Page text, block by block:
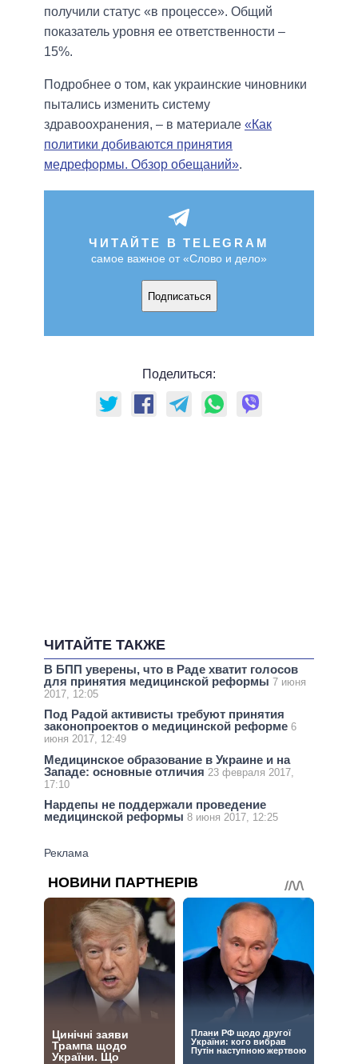
получили статус «в процессе». Общий
показатель уровня ее ответственности –
15%.
Подробнее о том, как украинские чиновники
пытались изменить систему
здравоохранения, – в материале «Как
политики добиваются принятия
медреформы. Обзор обещаний».
ЧИТАЙТЕ В TELEGRAM
самое важное от «Слово и дело»
Подписаться
Поделиться:
ЧИТАЙТЕ ТАКЖЕ
В БПП уверены, что в Раде хватит голосов
для принятия медицинской реформы 7 июня
2017, 12:05
Под Радой активисты требуют принятия
законопроектов о медицинской реформе 6
июня 2017, 12:49
Медицинское образование в Украине и на
Западе: основные отличия 23 февраля 2017,
17:10
Нардепы не поддержали проведение
медицинской реформы 8 июня 2017, 12:25